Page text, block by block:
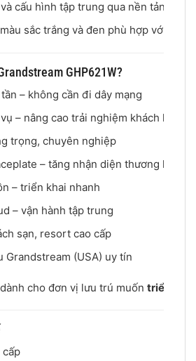
cấu hình tập trung qua nền tảng
sắc trắng và đen phù hợp với
GHP621W?
– không cần đi dây mạng
– nâng cao trải nghiệm khách hàng
trọng, chuyên nghiệp
– tăng nhận diện thương hiệu
– triển khai nhanh
– vận hành tập trung
sạn, resort cao cấp
(USA) uy tín
cho đơn vị lưu trú muốn triển
cấp